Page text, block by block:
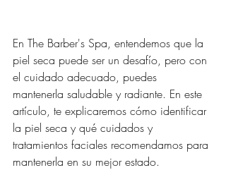
En The Barber's Spa, entendemos que la
piel seca puede ser un desafío, pero con
el cuidado adecuado, puedes
mantenerla saludable y radiante. En este
artículo, te explicaremos cómo identificar
la piel seca y qué cuidados y
tratamientos faciales recomendamos para
mantenerla en su mejor estado.